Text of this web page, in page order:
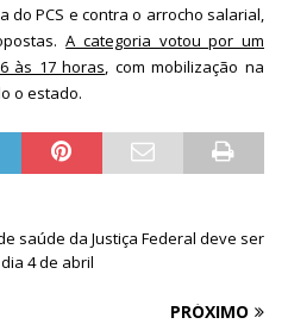
do PCS e contra o arrocho salarial,
A categoria votou por um
às 17 horas, com mobilização na
o estado.
saúde da Justiça Federal deve ser
4 de abril
PRÓXIMO